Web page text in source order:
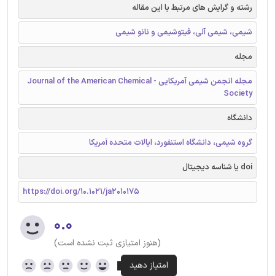
رشته و گرایش های مرتبط با این مقاله
شیمی، شیمی آلی، فیتوشیمی و نانو شیمی
مجله
مجله انجمن شیمی آمریکایی - Journal of the American Chemical
Society
دانشگاه
گروه شیمی، دانشگاه استنفورد، ایالات متحده آمریکا
doi یا شناسه دیجیتال
https://doi.org/10.1021/ja2010175
۰.۰
(هنوز امتیازی ثبت نشده است)